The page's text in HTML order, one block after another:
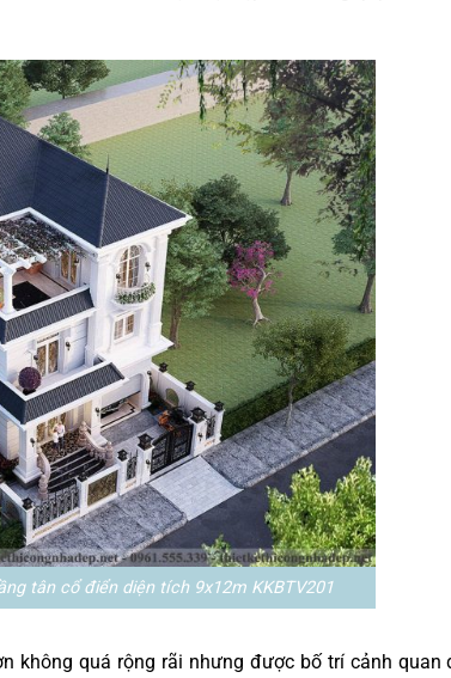
tân cổ điển diện tích 9x12m KKBTV201
không quá rộng rãi nhưng được bố trí cảnh quan